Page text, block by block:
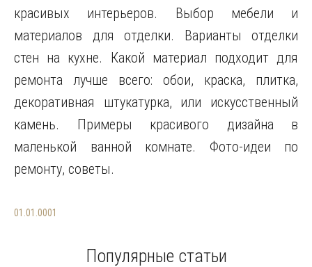
красивых интерьеров. Выбор мебели и
материалов для отделки. Варианты отделки
стен на кухне. Какой материал подходит для
ремонта лучше всего: обои, краска, плитка,
декоративная штукатурка, или искусственный
камень. Примеры красивого дизайна в
маленькой ванной комнате. Фото-идеи по
ремонту, советы.
01.01.0001
Популярные статьи